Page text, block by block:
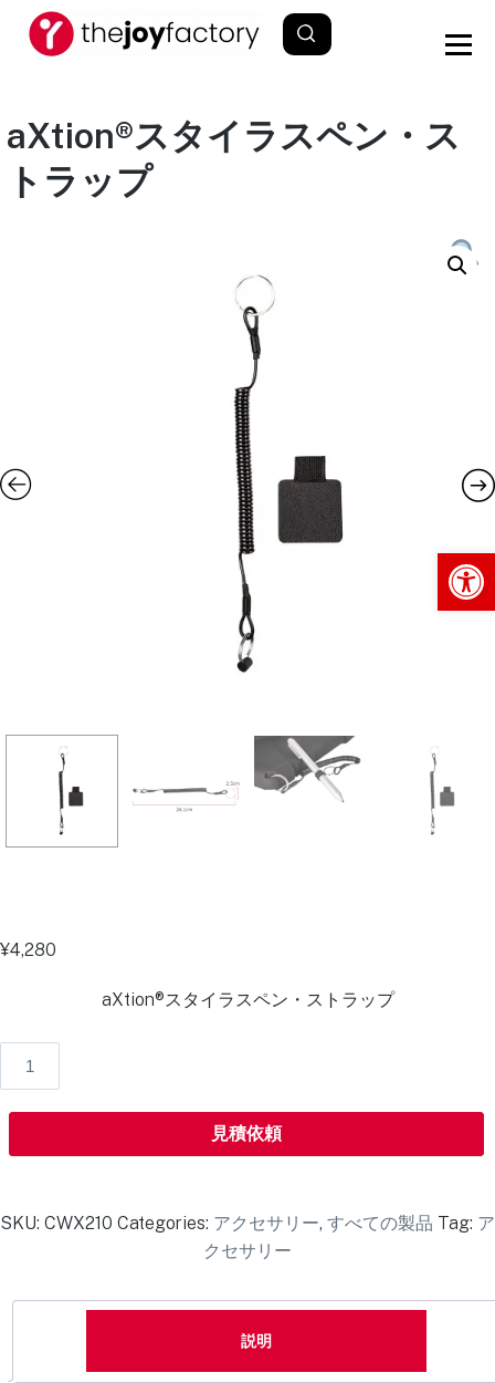
aXtion®スタイラスペン・ス
トラップ
¥4,280
aXtion®スタイラスペン・ストラップ
見積依頼
SKU: CWX210 Categories: アクセサリー, すべての製品 Tag: ア
クセサリー
説明